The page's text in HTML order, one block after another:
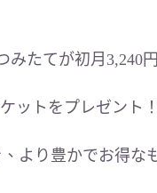
たてが初月3,240円
ットをプレゼント！
より豊かでお得な